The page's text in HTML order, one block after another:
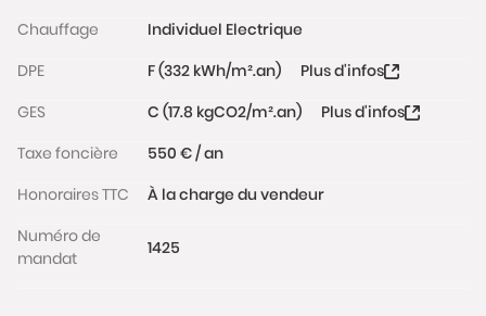
Chauffage
Individuel Electrique
DPE
F (332 kWh/m².an)
Plus d'infos
GES
C (17.8 kgCO2/m².an)
Plus d'infos
Taxe foncière
550 € / an
Honoraires TTC
À la charge du vendeur
Numéro de
mandat
1425